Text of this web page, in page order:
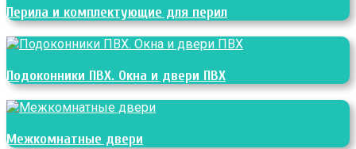
Перила и комплектующие для перил
Подоконники ПВХ. Окна и двери ПВХ
Межкомнатные двери